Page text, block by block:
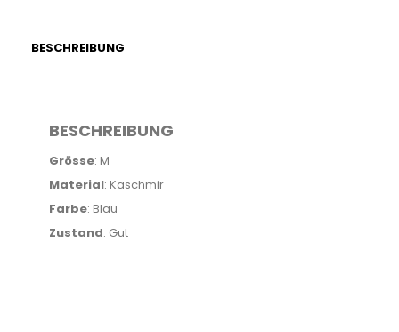
BESCHREIBUNG
BESCHREIBUNG
Grösse: M
Material: Kaschmir
Farbe: Blau
Zustand: Gut